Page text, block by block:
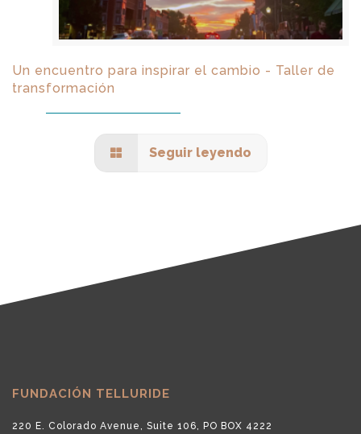
Un encuentro para inspirar el cambio - Taller de
transformación
Seguir leyendo
FUNDACIÓN TELLURIDE
220 E. Colorado Avenue, Suite 106, PO BOX 4222